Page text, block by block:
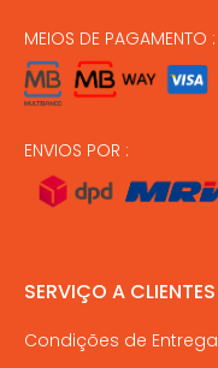
MEIOS DE PAGAMENTO :
ENVIOS POR :
SERVIÇO A CLIENTES
Condições de Entrega